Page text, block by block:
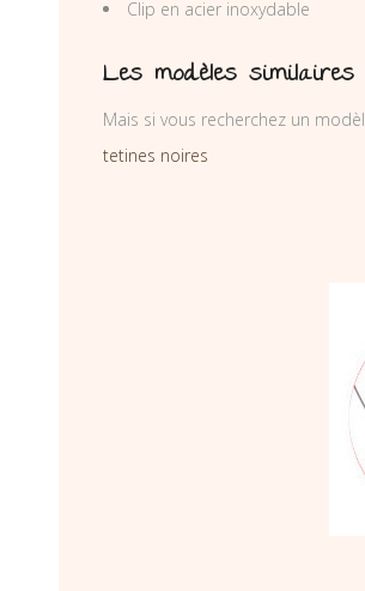
Clip en acier inoxydable
Les modèles similaires
Mais si vous recherchez un
tetines noires